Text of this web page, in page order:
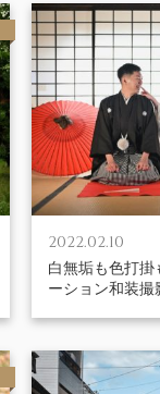
2022.02.10
白無垢も色打
ーション和装撮